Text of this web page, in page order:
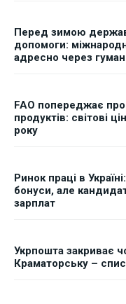
Перед зимою
допомоги:
адресно через
FAO попереджає
продуктів: світові
року
Ринок праці в
бонуси, але
зарплат
Укрпошта закриває
Краматорську –